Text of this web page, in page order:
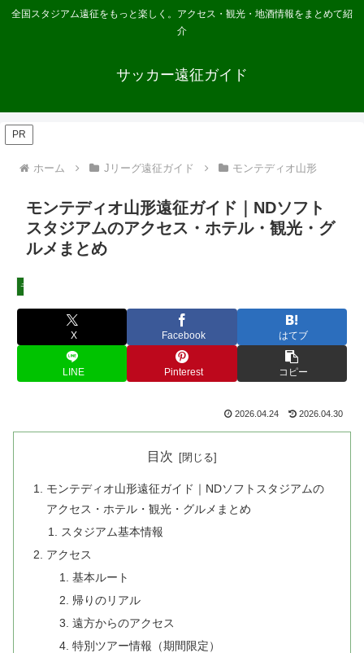
全国スタジアム遠征をもっと楽しく。アクセス・観光・地酒情報をまとめて紹
介
サッカー遠征ガイド
PR
ホーム Jリーグ遠征ガイド モンテディオ山形
モンテディオ山形遠征ガイド｜NDソフト
スタジアムのアクセス・ホテル・観光・グ
ルメまとめ
モンテディオ山形
X Facebook はてブ
LINE Pinterest コピー
2026.04.24 2026.04.30
目次
モンテディオ山形遠征ガイド｜NDソフトスタジアムの
アクセス・ホテル・観光・グルメまとめ
スタジアム基本情報
アクセス
基本ルート
帰りのリアル
遠方からのアクセス
特別ツアー情報（期間限定）